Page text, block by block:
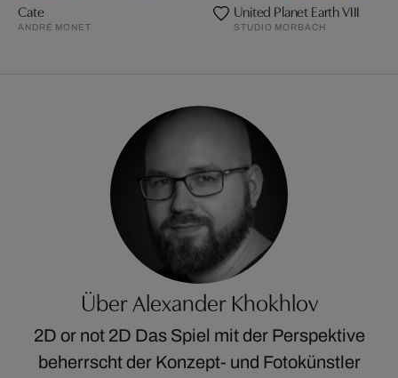
Cate
ANDRÉ MONET
United Planet Earth VIII
STUDIO MORBACH
Über Alexander Khokhlov
2D or not 2D Das Spiel mit der Perspektive
beherrscht der Konzept- und Fotokünstler